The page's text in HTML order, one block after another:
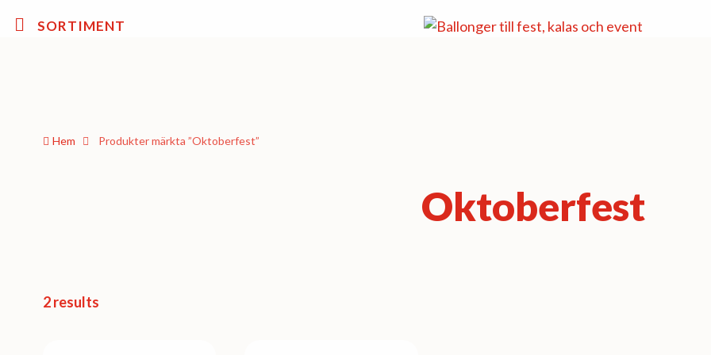
SORTIMENT
Hem Produkter märkta ”Oktoberfest”
Oktoberfest
2 results